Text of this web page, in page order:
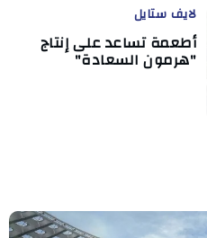
لايف ستايل
أطعمة تساعد على إنتاج
"هرمون السعادة"